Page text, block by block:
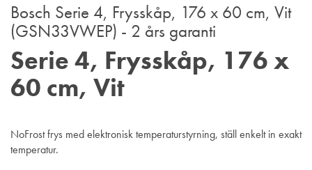
Bosch Serie 4, Frysskåp, 176 x 60 cm, Vit
(GSN33VWEP) - 2 års garanti
Serie 4, Frysskåp, 176 x
60 cm, Vit
NoFrost frys med elektronisk temperaturstyrning, ställ enkelt in exakt
temperatur.